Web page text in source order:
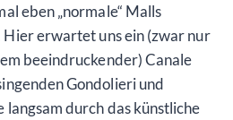
eben „normale“ Malls
erwartet uns ein (zwar nur
beeindruckender) Canale
Gondolieri und
langsam durch das künstliche